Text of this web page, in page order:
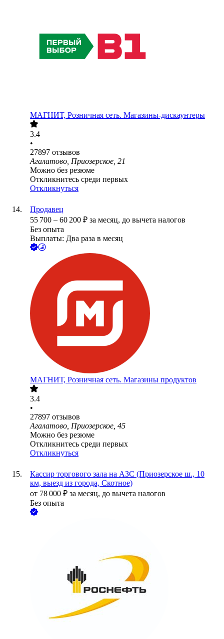
МАГНИТ, Розничная сеть. Магазины-дискаунтеры
3.4
•
27897 отзывов
Агалатово, Приозерское, 21
Можно без резюме
Откликнитесь среди первых
Откликнуться
Продавец
55 700 – 60 200 ₽ за месяц, до вычета налогов
Без опыта
Выплаты: Два раза в месяц
МАГНИТ, Розничная сеть. Магазины продуктов
3.4
•
27897 отзывов
Агалатово, Приозерское, 45
Можно без резюме
Откликнитесь среди первых
Откликнуться
Кассир торгового зала на АЗС (Приозерское ш., 10
км, выезд из города, Скотное)
от 78 000 ₽ за месяц, до вычета налогов
Без опыта